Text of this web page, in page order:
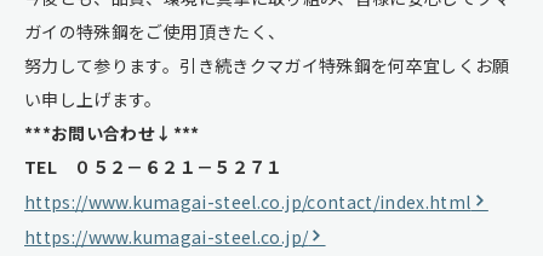
ガイの特殊鋼をご使用頂きたく、
努力して参ります。引き続きクマガイ特殊鋼を何卒宜しくお願
い申し上げます。
***お問い合わせ↓***
TEL ０５２－６２１－５２７１
https://www.kumagai-steel.co.jp/contact/index.html
https://www.kumagai-steel.co.jp/